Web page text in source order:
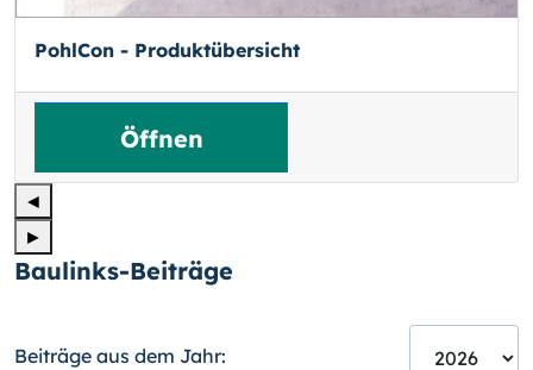
PohlCon - Produktübersicht
Öffnen
◄
►
Baulinks-Beiträge
Beiträge aus dem Jahr: